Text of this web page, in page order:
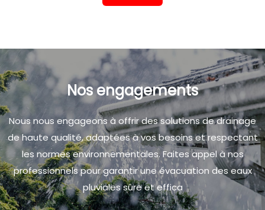
Nos engagements
Nous nous engageons à offrir des solutions de drainage
de haute qualité, adaptées à vos besoins et respectant
les normes environnementales. Faites appel à nos
professionnels pour garantir une évacuation des eaux
pluviales sûre et effica